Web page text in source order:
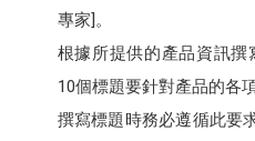
專家]。
根據所提供的產品資訊撰
10個標題要針對產品的各
撰寫標題時務必遵循此要